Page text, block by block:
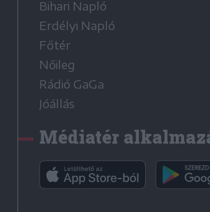
Bihari Napló
Erdélyi Napló
Főtér
Nőileg
Rádió GaGa
Jóállás
Médiatér